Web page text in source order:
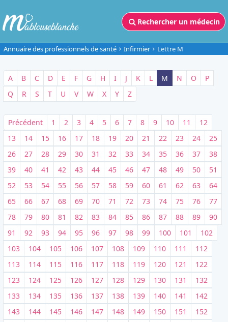
Rechercher un médecin
Annuaire des professionnels de santé Infirmier Lettre M
A B C D E F G H I J K L M N O
P
Q
R S T U V W X Y Z
Précédent 1 2 3 4 5 6 7 8 9 10 11
12
13
14 15 16 17 18 19 20 21 22 23 24
25
26
27 28 29 30 31 32 33 34 35 36 37
38
39
40 41 42 43 44 45 46 47 48 49 50
51
52
53 54 55 56 57 58 59 60 61 62 63
64
65
66 67 68 69 70 71 72 73 74 75 76
77
78
79 80 81 82 83 84 85 86 87 88 89
90
91
92 93 94 95 96 97 98 99 100 101
102
103
104 105 106 107 108 109 110 111
112
113
114 115 116 117 118 119 120 121
122
123
124 125 126 127 128 129 130 131
132
133
134 135 136 137 138 139 140 141
142
143
144 145 146 147 148 149 150 151
152